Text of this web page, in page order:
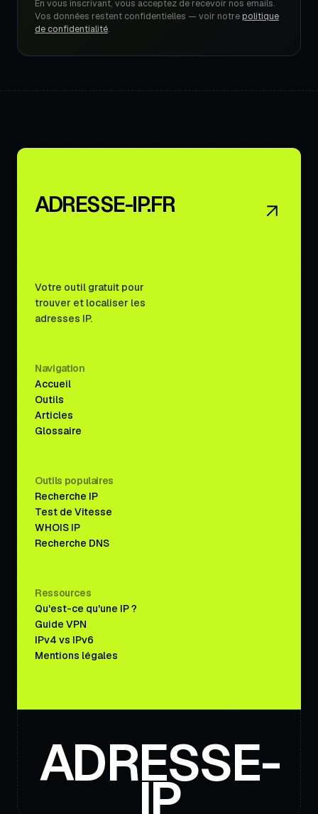
En vous inscrivant, vous acceptez de recevoir nos emails.
Vos données restent confidentielles — voir notrepolitique
de confidentialité.
ADRESSE-IP.FR
Votre outil gratuit pour
trouver et localiser les
adresses IP.
Navigation
Accueil
Outils
Articles
Glossaire
Outils populaires
Recherche IP
Test de Vitesse
WHOIS IP
Recherche DNS
Ressources
Qu'est-ce qu'une IP ?
Guide VPN
IPv4 vs IPv6
Mentions légales
ADRESSE-
IP